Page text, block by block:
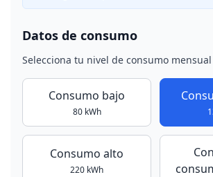
Datos de consumo
Selecciona tu nivel de consumo mensual
Consumo bajo
80kWh
Consumo alto
220 kWh